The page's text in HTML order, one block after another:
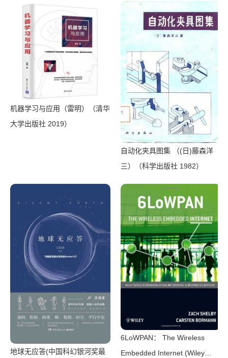
Publishing House 2018）
机器学习与应用（雷明）（清华
大学出版社 2019）
自动化夹具图集 （(日)藤森洋
三）（科学出版社 1982）
地球无应答(中国科幻银河奖最
6LoWPAN： The Wireless
Embedded Internet (Wiley